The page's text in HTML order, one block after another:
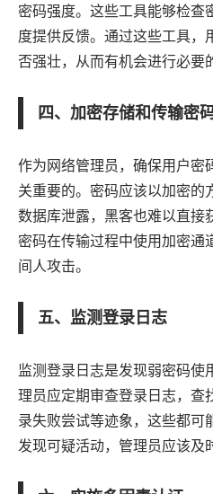
密码强度。这些工具能够检查
度提供反馈。通过这些工具，
否强壮，从而有机会进行必要
四、加密存储和传输密
作为网络管理员，确保用户密
关重要的。密码应该以加密的
数据库泄露，黑客也难以直接
密码在传输过程中使用加密通
间人攻击。
五、监测登录日志
监测登录日志是发现弱密码使
理员应定期审查登录日志，查
录失败尝试等迹象，这些都可
发现可疑活动，管理员应该及